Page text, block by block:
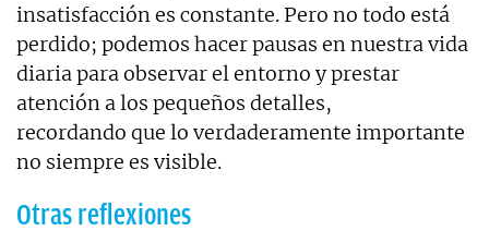
insatisfacción es constante. Pero no todo está
perdido; podemos hacer pausas en nuestra vida
diaria para observar el entorno y prestar
atención a los pequeños detalles,
recordando que lo verdaderamente importante
no siempre es visible.
Otras reflexiones